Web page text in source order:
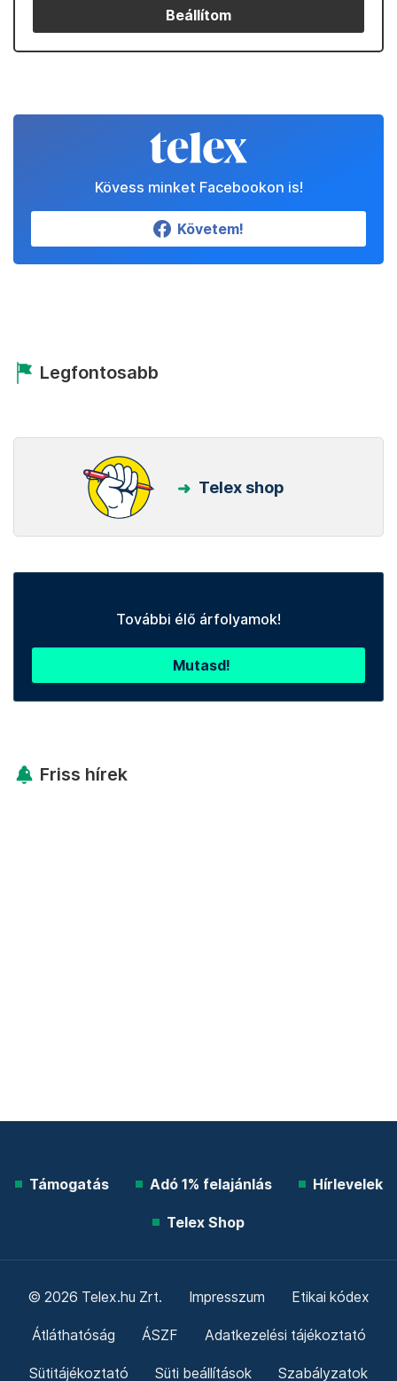
Beállítom
Kövess minket Facebookon is!
Követem!
Legfontosabb
Telex shop
További élő árfolyamok!
Mutasd!
Friss hírek
Támogatás Adó 1% felajánlás Hírlevelek
Telex Shop
© 2026 Telex.hu Zrt. Impresszum Etikai kódex
Átláthatóság ÁSZF Adatkezelési tájékoztató
Sütitájékoztató Süti beállítások Szabályzatok